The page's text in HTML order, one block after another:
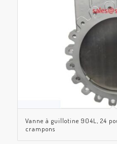
Vanne à guillotine 904L, 24
crampons